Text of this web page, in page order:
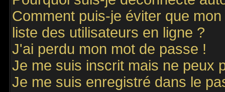
Comment puis-je éviter que
liste des utilisateurs en ligne ?
J'ai perdu mon mot de passe !
Je me suis inscrit mais ne peux
Je me suis enregistré dans le